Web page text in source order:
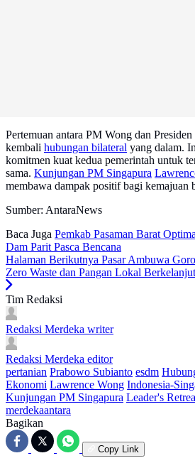
Pertemuan antara PM Wong dan
kembali hubungan bilateral yang dalam.
komitmen kuat kedua pemerintah untuk
sama. Kunjungan PM Singapura
membawa dampak positif bagi kemajuan
Sumber: AntaraNews
Baca Juga Pemkab Pasaman Barat
Dam Parit Pasca Bencana
Halaman Berikutnya Pasar Ambuwa
Zero Waste dan Pangan Lokal
Tim Redaksi
Redaksi Merdeka writer
Redaksi Merdeka editor
pertanian Prabowo Subianto esdm
Ekonomi Lawrence Wong Indonesia-
Kunjungan PM Singapura Leader's
merdekaantara
Bagikan
Copy Link